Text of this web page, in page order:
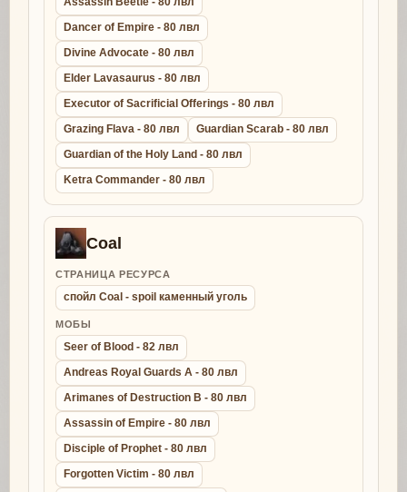
Dancer of Empire - 80 лвл
Divine Advocate - 80 лвл
Elder Lavasaurus - 80 лвл
Executor of Sacrificial Offerings - 80 лвл
Grazing Flava - 80 лвл
Guardian Scarab - 80 лвл
Guardian of the Holy Land - 80 лвл
Ketra Commander - 80 лвл
Coal
СТРАНИЦА РЕСУРСА
спойл Coal - spoil каменный уголь
МОБЫ
Seer of Blood - 82 лвл
Andreas Royal Guards A - 80 лвл
Arimanes of Destruction B - 80 лвл
Assassin of Empire - 80 лвл
Disciple of Prophet - 80 лвл
Forgotten Victim - 80 лвл